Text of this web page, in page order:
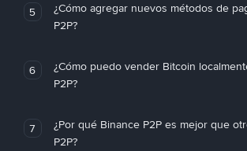
5
¿Cómo agregar nuevos métodos de
P2P?
6
¿Cómo puedo vender Bitcoin
P2P?
7
¿Por qué Binance P2P es mejor que
P2P?